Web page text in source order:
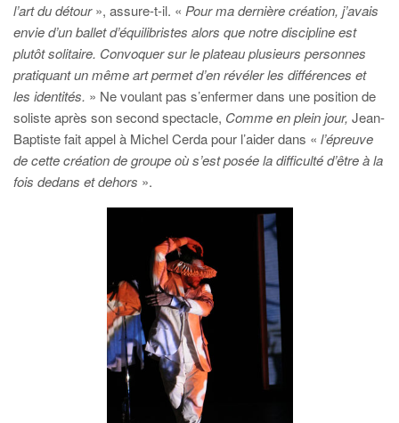
l’art du détour», assure-t-il. « Pour ma dernière création, j’avais
envie d’un ballet d’équilibristes alors que notre discipline est
plutôt solitaire. Convoquer sur le plateau plusieurs personnes
pratiquant un même art permet d’en révéler les différences et
les identités. » Ne voulant pas s’enfermer dans une position de
soliste après son second spectacle, Comme en plein jour, Jean-
Baptiste fait appel à Michel Cerda pour l’aider dans « l’épreuve
de cette création de groupe où s’est posée la difficulté d’être à la
fois dedans et dehors ».